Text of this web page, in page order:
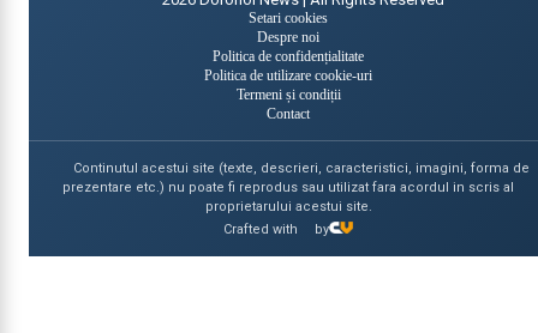
Setari cookies
Despre noi
Politica de confidențialitate
Politica de utilizare cookie-uri
Termeni și condiții
Contact
Continutul acestui site (texte, descrieri, caracteristici, imagini, forma de
prezentare etc.) nu poate fi reprodus sau utilizat fara acordul in scris al
proprietarului acestui site.
Crafted with
by